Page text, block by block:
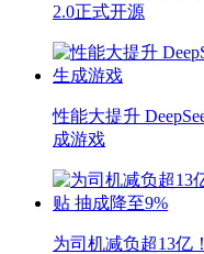
2.0正式开源
性能大提升
成游戏
为司机减负超13亿